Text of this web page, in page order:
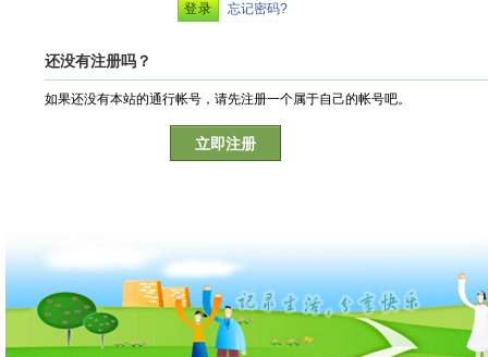
忘记密码?
还没有注册吗？
如果还没有本站的通行帐号，请先注册一个属于自己的帐号吧。
立即注册